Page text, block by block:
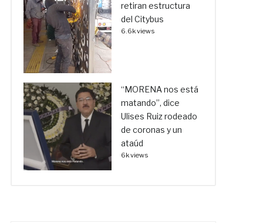
retiran estructura
del Citybus
6.6k views
“MORENA nos está
matando”, dice
Ulises Ruiz rodeado
de coronas y un
ataúd
6k views